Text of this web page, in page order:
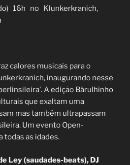
16h no Klunkerkranich,
calores musicais para o
inaugurando nesse
A edição Bärulhinho
que exaltam uma
mas também ultrapassam
Um evento Open-
todas as idades.
Ley (saudades-beats), DJ